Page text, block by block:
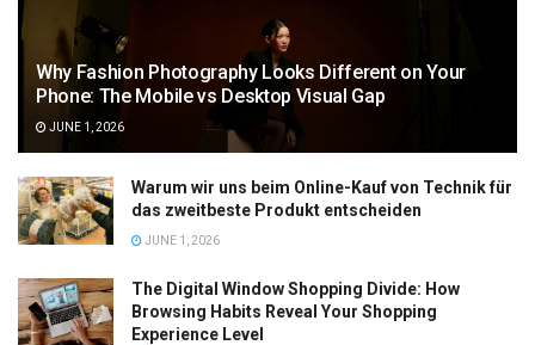
Why Fashion Photography Looks Different on Your
Phone: The Mobile vs Desktop Visual Gap
JUNE 1, 2026
Warum wir uns beim Online-Kauf von Technik für
das zweitbeste Produkt entscheiden
JUNE 1, 2026
The Digital Window Shopping Divide: How
Browsing Habits Reveal Your Shopping
Experience Level